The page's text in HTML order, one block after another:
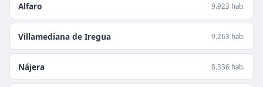
Alfaro 9.923 hab.
Villamediana de Iregua 9.263 hab.
Nájera 8.336 hab.